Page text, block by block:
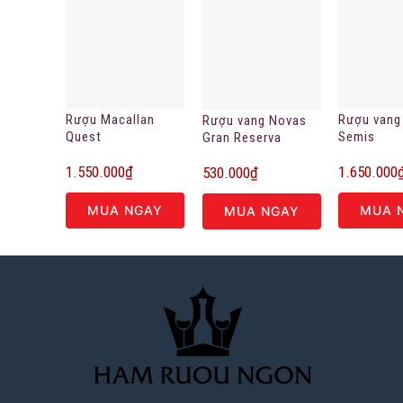
Rượu Macallan
Quest
1.550.000₫
MUA NGAY
Rượu vang Novas
Gran Reserva
530.000₫
MUA NGAY
Rượu
Semis
d’Abruzzo
1.650.000
MUA